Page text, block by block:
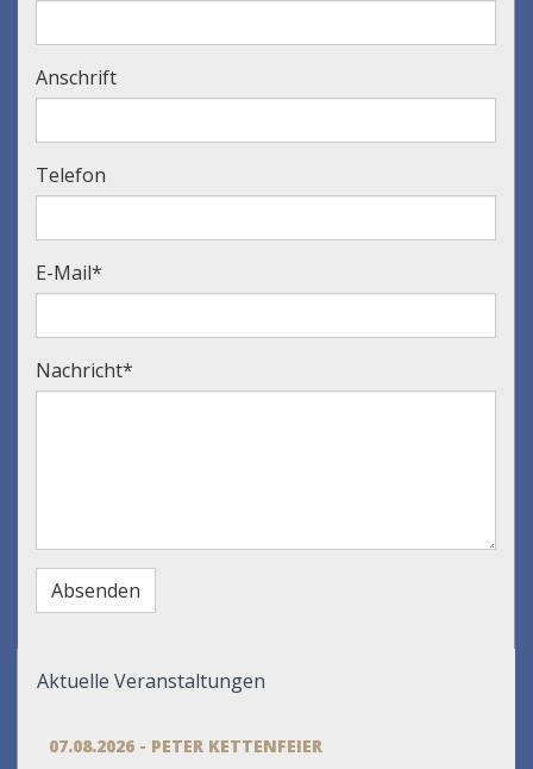
Anschrift
Telefon
E-Mail*
Nachricht*
Aktuelle Veranstaltungen
07.08.2026 - PETER KETTENFEIER